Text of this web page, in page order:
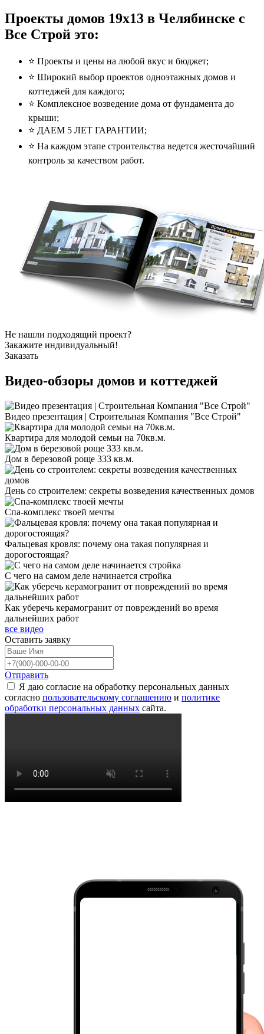
Проекты домов 19x13 в Челябинске с
Все Строй это:
⭐️ Проекты и цены на любой вкус и бюджет;
⭐️ Широкий выбор проектов одноэтажных домов и
коттеджей для каждого;
⭐️ Комплексное возведение дома от фундамента до
крыши;
⭐️ ДАЕМ 5 ЛЕТ ГАРАНТИИ;
⭐️ На каждом этапе строительства ведется жесточайший
контроль за качеством работ.
Не нашли подходящий проект?
Закажите индивидуальный!
Заказать
Видео-обзоры домов и коттеджей
Видео презентация | Строительная Компания "Все Строй"
Квартира для молодой семьи на 70кв.м.
Дом в березовой роще 333 кв.м.
День со строителем: секреты возведения качественных домов
Спа-комплекс твоей мечты
Фальцевая кровля: почему она такая популярная и
дорогостоящая?
С чего на самом деле начинается стройка
Как уберечь керамогранит от повреждений во время
дальнейших работ
все видео
Оставить заявку
Отправить
Я даю согласие на обработку персональных данных
согласно пользовательскому соглашению и политике
обработки персональных данных сайта.